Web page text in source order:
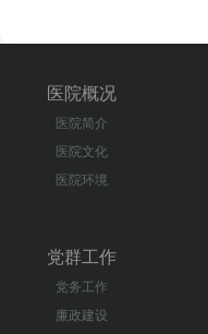
医院概况
医院简介
医院文化
医院环境
党群工作
党务工作
廉政建设